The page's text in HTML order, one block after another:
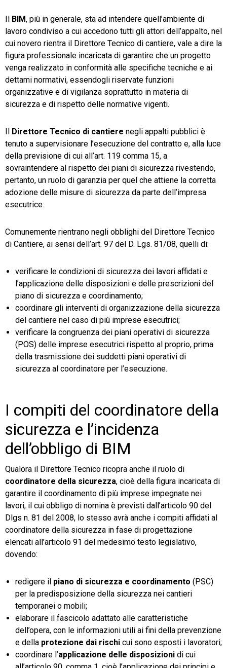
BIM, più in generale, sta ad intendere quell’ambiente di
lavoro condiviso a cui accedono tutti gli attori dell’appalto, nel
cui novero rientra il Direttore Tecnico di cantiere, vale a dire la
figura professionale incaricata di garantire che un progetto
venga realizzato in conformità alle specifiche tecniche e ai
dettami normativi, essendogli riservate funzioni
organizzative e di vigilanza soprattutto in materia di
sicurezza e di rispetto delle normative vigenti.
Direttore Tecnico di cantiere negli appalti pubblici è
tenuto a supervisionare l’esecuzione del contratto e, alla luce
della previsione di cui all’art. 119 comma 15, a
sovraintendere al rispetto dei piani di sicurezza rivestendo,
pertanto, un ruolo di garanzia per quel che attiene la corretta
adozione delle misure di sicurezza da parte dell’impresa
esecutrice.
Comunemente rientrano negli obblighi del Direttore Tecnico
di Cantiere, ai sensi dell’art. 97 del D. Lgs. 81/08, quelli di:
verificare le condizioni di sicurezza dei lavori affidati e
l’applicazione delle disposizioni e delle prescrizioni del
piano di sicurezza e coordinamento;
coordinare gli interventi di organizzazione della sicurezza
del cantiere nel caso di più imprese esecutrici;
verificare la congruenza dei piani operativi di sicurezza
(POS) delle imprese esecutrici rispetto al proprio, prima
della trasmissione dei suddetti piani operativi di
sicurezza al coordinatore per l’esecuzione.
I compiti del coordinatore della
sicurezza e l’incidenza
dell’obbligo di BIM
Qualora il Direttore Tecnico ricopra anche il ruolo di
coordinatore della sicurezza, cioè della figura incaricata di
garantire il coordinamento di più imprese impegnate nei
lavori, il cui obbligo di nomina è previsti dall’articolo 90 del
Dlgs n. 81 del 2008, lo stesso avrà anche i compiti affidati al
coordinatore della sicurezza in fase di progettazione
elencati all’articolo 91 del medesimo testo legislativo,
dovendo:
redigere il piano di sicurezza e coordinamento (PSC)
per la predisposizione della sicurezza nei cantieri
temporanei o mobili;
elaborare il fascicolo adattato alle caratteristiche
dell’opera, con le informazioni utili ai fini della prevenzione
e della protezione dai rischi cui sono esposti i lavoratori;
coordinare l’applicazione delle disposizioni di cui